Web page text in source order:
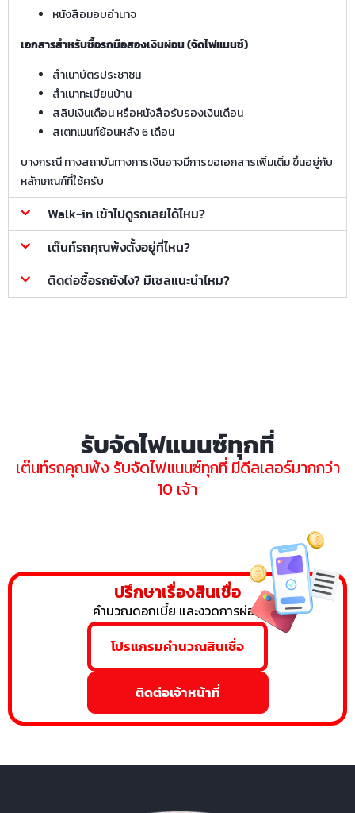
หนังสือมอบอำนาจ
เอกสารสำหรับซื้อรถมือสองเงินผ่อน (จัดไฟแนนซ์)
สำเนาบัตรประชาชน
สำเนาทะเบียนบ้าน
สลิปเงินเดือน หรือหนังสือรับรองเงินเดือน
สเตทเมนท์ย้อนหลัง 6 เดือน
บางกรณี ทางสถาบันทางการเงินอาจมีการขอเอกสารเพิ่มเติ่ม ขึ้นอยู่กับ
หลักเกณฑ์ที่ใช้ครับ
Walk-in เข้าไปดูรถเลยได้ไหม?
เต๊นท์รถคุณพ้งตั้งอยู่ที่ไหน?
ติดต่อซื้อรถยังไง? มีเซลแนะนำไหม?
รับจัดไฟแนนซ์ทุกที่
เต๊นท์รถคุณพ้ง รับจัดไฟแนนซ์ทุกที่ มีดีลเลอร์มากกว่า
10 เจ้า
ปรึกษาเรื่องสินเชื่อ
คำนวณดอกเบี้ย และงวดการผ่อน
โปรแกรมคำนวณสินเชื่อ
ติดต่อเจ้าหน้าที่